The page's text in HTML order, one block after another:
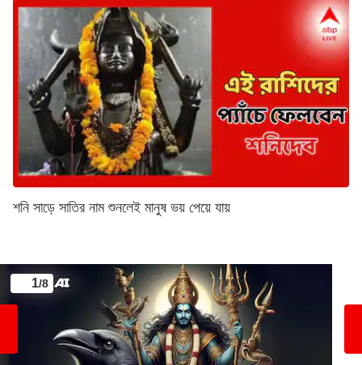
শনি সাড়ে সাতির নাম শুনলেই মানুষ ভয় পেয়ে যায়
1/8